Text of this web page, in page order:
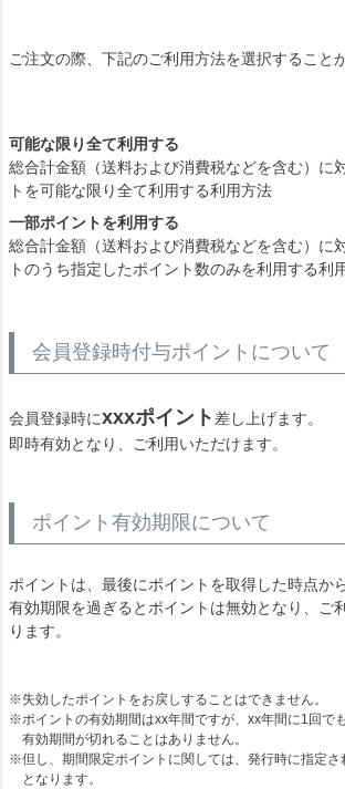
ご注文の際、下記のご利用方法を選択すること
可能な限り全て利用する
総合計金額（送料および消費税などを含む）に
トを可能な限り全て利用する利用方法
一部ポイントを利用する
総合計金額（送料および消費税などを含む）に
トのうち指定したポイント数のみを利用する利
会員登録時付与ポイントについて
会員登録時にxxxポイント 差し上げます。
即時有効となり、ご利用いただけます。
ポイント有効期限について
ポイントは、最後にポイントを取得した時点か
有効期限を過ぎるとポイントは無効となり、ご
ります。
失効したポイントをお戻しすることはできません。
ポイントの有効期間はxx年間ですが、xx年間に1回で
有効期間が切れることはありません。
但し、期間限定ポイントに関しては、発行時に指定
となります。